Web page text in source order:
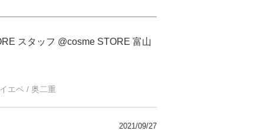
スタッフ @cosme STORE 富山
エベ / 奥二重
2021/09/27